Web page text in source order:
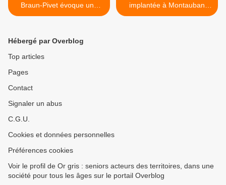
Braun-Pivet évoque une
contribution fiscale accrue
implantée à Montauban
-82- !!! 10 ans de lutte… >
Hébergé par Overblog
Top articles
Pages
Contact
Signaler un abus
C.G.U.
Cookies et données personnelles
Préférences cookies
Voir le profil de Or gris : seniors acteurs des territoires, dans une
société pour tous les âges sur le portail Overblog